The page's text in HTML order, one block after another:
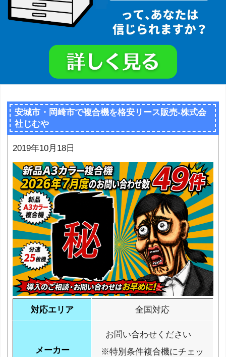
安城市・岡崎市で複合機を格安リース販売-株式会
社じむや
2019年10月18日
対応エリア 全国対応
メーカー
お問い合わせください
※特別条件複合機にチェッ